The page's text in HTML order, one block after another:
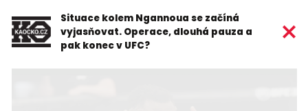
Situace kolem Ngannoua se začíná
vyjasňovat. Operace, dlouhá pauza a
pak konec v UFC?